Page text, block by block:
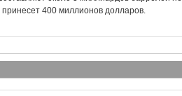
400 миллионов долларов.